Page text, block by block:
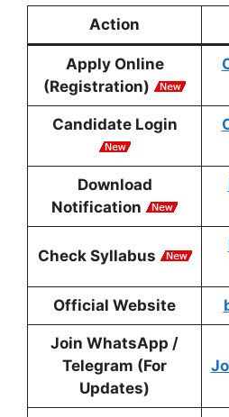
Action
Apply Online
(Registration)
Candidate Login
Download
Notification
Check Syllabus
Official Website
Join WhatsApp /
Telegram (For
Updates)